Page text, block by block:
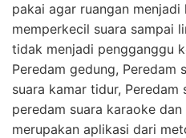
pakai agar ruangan menjadi
memperkecil suara sampai
tidak menjadi pengganggu
Peredam gedung, Peredam
suara kamar tidur, Peredam
peredam suara karaoke
merupakan aplikasi dari